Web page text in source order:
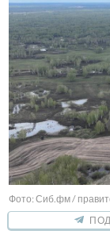
Фото: Сиб.фм /